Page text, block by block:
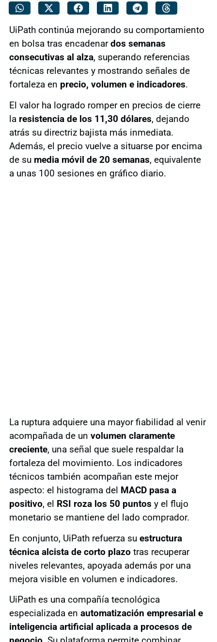
UiPath continúa mejorando su comportamiento
en bolsa tras encadenardos semanas
consecutivas al alza, superando referencias
técnicas relevantes y mostrando señales de
fortaleza en precio, volumen e indicadores.
El valor ha logrado romper en precios de cierre
la resistencia de los 11,30 dólares, dejando
atrás su directriz bajista más inmediata.
Además, el precio vuelve a situarse por encima
de su media móvil de 20 semanas, equivalente
a unas 100 sesiones en gráfico diario.
La ruptura adquiere una mayor fiabilidad al venir
acompañada de un volumen claramente
creciente, una señal que suele respaldar la
fortaleza del movimiento. Los indicadores
técnicos también acompañan este mejor
aspecto: el histograma del MACD pasa a
positivo, el RSI roza los 50 puntos y el flujo
monetario se mantiene del lado comprador.
En conjunto, UiPath refuerza su estructura
técnica alcista de corto plazo tras recuperar
niveles relevantes, apoyada además por una
mejora visible en volumen e indicadores.
UiPath es una compañía tecnológica
especializada en automatización empresarial e
inteligencia artificial aplicada a procesos de